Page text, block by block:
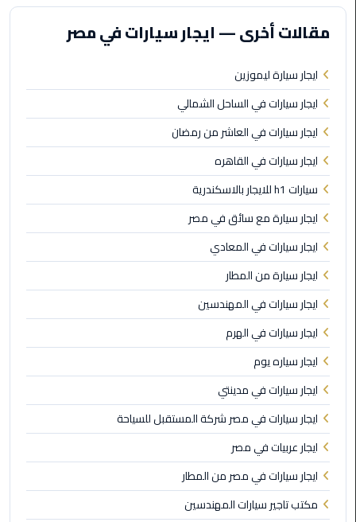
السخنة
مطار
سفنكس
ليموزين
القاهرة
اسكندرية
ليموزين
مطار
برج
العرب
ليموزين
المطار
الخط
الساخن
ليموزين
مطار
العلمين
ليموزين
توصيل
المطار
مقالات أخرى — ايجار سيارات في مصر
ايجار سيارة ليموزين
ايجار سيارات في الساحل الشمالي
ايجار سيارات في العاشر من رمضان
ايجار سيارات في القاهره
سيارات h1 للايجار بالاسكندرية
ايجار سيارة مع سائق في مصر
ايجار سيارات في المعادي
ايجار سيارة من المطار
ايجار سيارات في المهندسين
ايجار سيارات في الهرم
ايجار سياره يوم
ايجار سيارات في مدينتي
ايجار سيارات في مصر شركة المستقبل للسياحة
ايجار عربيات في مصر
ايجار سيارات في مصر من المطار
مكتب تاجير سيارات المهندسين